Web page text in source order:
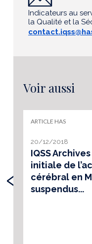
Indicateurs au
la Qualité et la
Voir aussi
ARTICLE HAS
20/12/2018
IQSS
initiale de
cérébral en
suspendus...
‹